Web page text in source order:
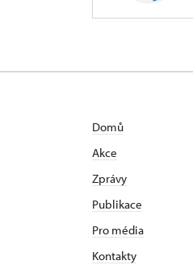
Domů
Akce
Zprávy
Publikace
Pro média
Kontakty